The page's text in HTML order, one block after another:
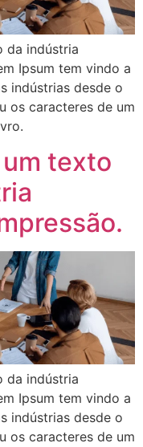
da indústria
Ipsum tem vindo a
indústrias desde o
os caracteres de um
texto
da indústria
Ipsum tem vindo a
indústrias desde o
os caracteres de um